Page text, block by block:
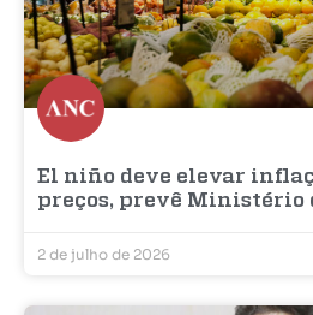
El niño deve elevar
preços, prevê Ministério
2 de julho de 2026